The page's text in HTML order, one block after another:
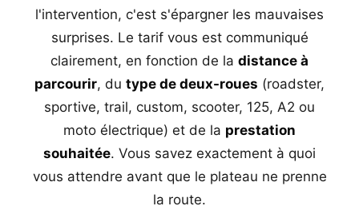
l'intervention, c'est s'épargner les mauvaises
surprises. Le tarif vous est communiqué
clairement, en fonction de la distance à
parcourir, du type de deux-roues (roadster,
sportive, trail, custom, scooter, 125, A2 ou
moto électrique) et de la prestation
souhaitée. Vous savez exactement à quoi
vous attendre avant que le plateau ne prenne
la route.